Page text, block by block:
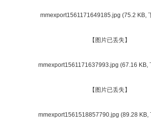
mmexport1561171649185.jpg (75.2 KB,
【图片已丢失】
mmexport1561171637993.jpg (67.16 KB,
【图片已丢失】
mmexport1561518857790.jpg (89.28 KB,